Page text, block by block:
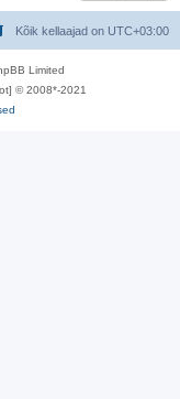
Kõik kellaajad on UTC+03:00
Limited
© 2008*-2021